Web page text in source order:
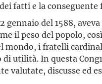
fatti e la
gennaio del 1588,
il peso del popolo,
mondo, i fratelli
utilità. In questa
valutate, discusse ed